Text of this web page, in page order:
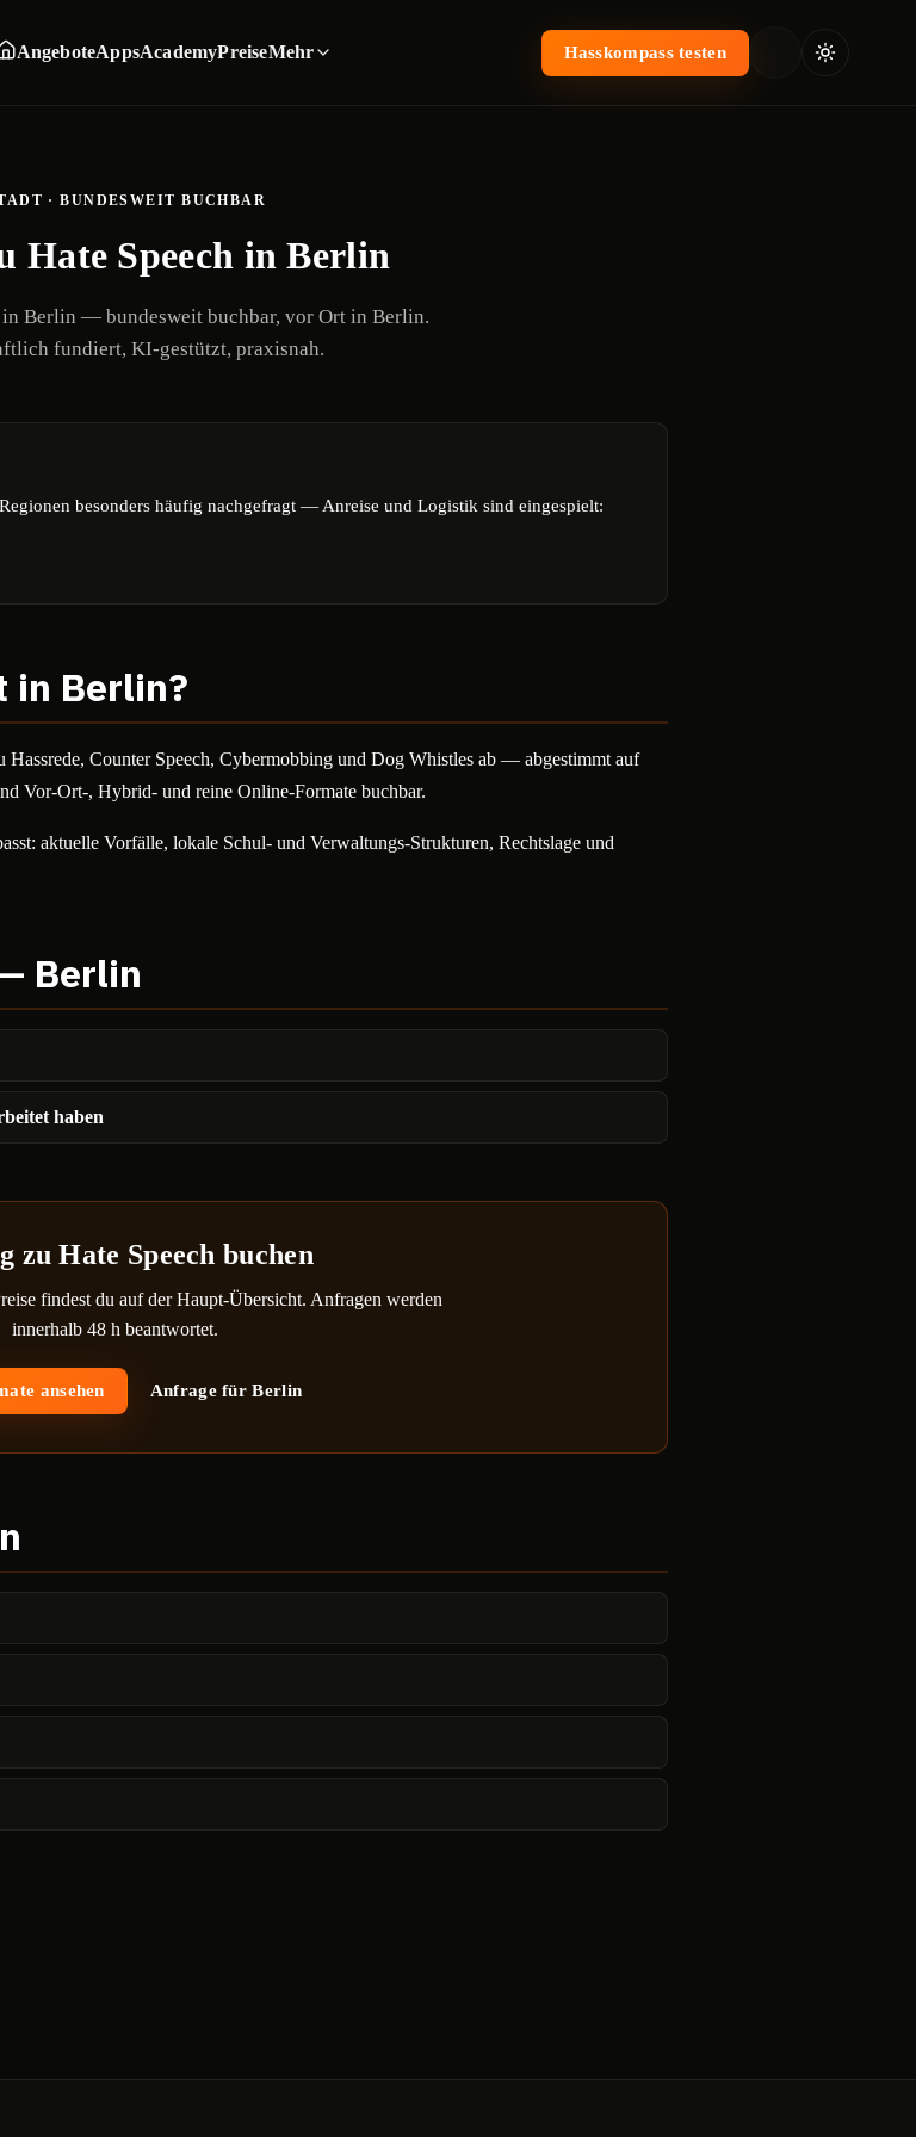
AngeboteAppsAcademyPreiseMehr Hasskompass testen
· BUNDESWEIT BUCHBAR
Hate Speech in Berlin
in Berlin — bundesweit buchbar, vor Ort in Berlin.
fundiert, KI-gestützt, praxisnah.
besonders häufig nachgefragt — Anreise und Logistik sind eingespielt:
in Berlin?
Hassrede, Counter Speech, Cybermobbing und Dog Whistles ab — abgestimmt auf
Vor-Ort-, Hybrid- und reine Online-Formate buchbar.
aktuelle Vorfälle, lokale Schul- und Verwaltungs-Strukturen, Rechtslage und
Berlin
haben
zu Hate Speech buchen
findest du auf der Haupt-Übersicht. Anfragen werden
innerhalb 48 h beantwortet.
ansehen Anfrage fürBerlin